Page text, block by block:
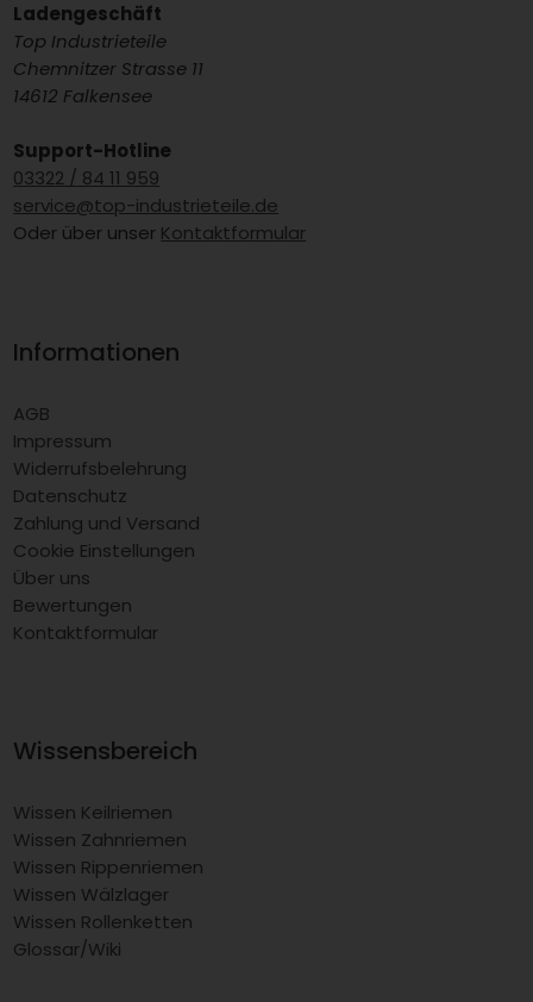
Ladengeschäft
Top Industrieteile
Chemnitzer Strasse 11
14612 Falkensee
Support-Hotline
03322 / 84 11 959
service@top-industrieteile.de
Oder über unser Kontaktformular
Informationen
AGB
Impressum
Widerrufsbelehrung
Datenschutz
Zahlung und Versand
Cookie Einstellungen
Über uns
Bewertungen
Kontaktformular
Wissensbereich
Wissen Keilriemen
Wissen Zahnriemen
Wissen Rippenriemen
Wissen Wälzlager
Wissen Rollenketten
Glossar/Wiki